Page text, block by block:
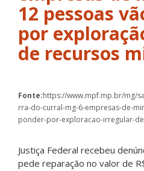
12 pessoas
por
de recursos
Fonte:https://www.mpf.mp.br/mg/
rra-do-curral-mg-6-empresas-de-
ponder-por-exploracao-irregular-
Justiça Federal recebeu
pede reparação no valor de